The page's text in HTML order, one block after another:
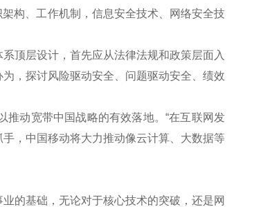
构、工作机制，信息安全技术、网络安全技
顶层设计，首先应从法律法规和政策层面入
，探讨风险驱动安全、问题驱动安全、绩效
动宽带中国战略的有效落地。“在互联网发
，中国移动将大力推动像云计算、大数据等
的基础，无论对于核心技术的突破，还是网